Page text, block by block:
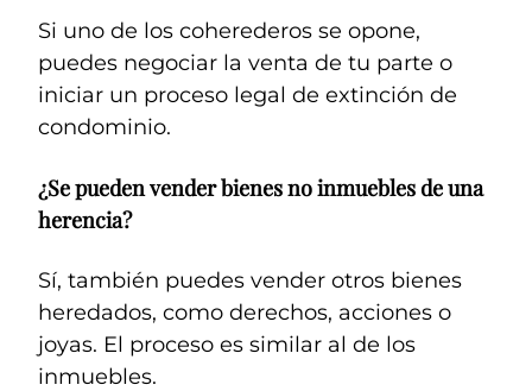
Si uno de los coherederos se opone,
puedes negociar la venta de tu parte o
iniciar un proceso legal de extinción de
condominio.
¿Se pueden vender bienes no inmuebles de una
herencia?
Sí, también puedes vender otros bienes
heredados, como derechos, acciones o
joyas. El proceso es similar al de los
inmuebles.